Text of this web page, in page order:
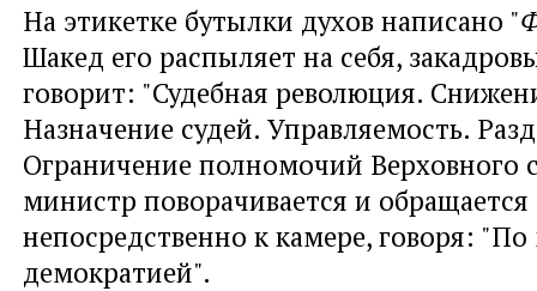
На этикетке бутылки духов написано "
Шакед его распыляет на себя,
говорит: "Судебная революция.
Назначение судей. Управляемость.
Ограничение полномочий Верховного
министр поворачивается и обращается
непосредственно к камере, говоря:
демократией".